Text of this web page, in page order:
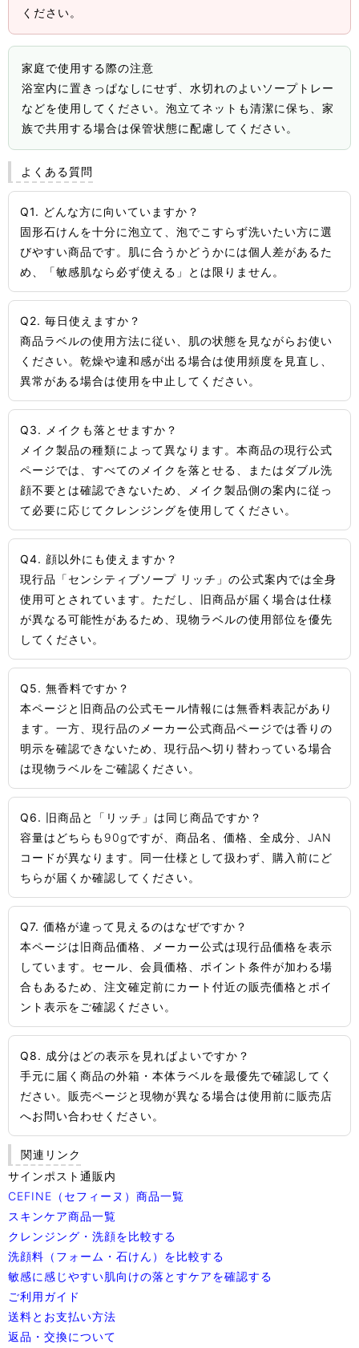
ください。
家庭で使用する際の注意
浴室内に置きっぱなしにせず、水切れのよいソープトレー
などを使用してください。泡立てネットも清潔に保ち、家
族で共用する場合は保管状態に配慮してください。
よくある質問
Q1. どんな方に向いていますか？
固形石けんを十分に泡立て、泡でこすらず洗いたい方に選
びやすい商品です。肌に合うかどうかには個人差があるた
め、「敏感肌なら必ず使える」とは限りません。
Q2. 毎日使えますか？
商品ラベルの使用方法に従い、肌の状態を見ながらお使い
ください。乾燥や違和感が出る場合は使用頻度を見直し、
異常がある場合は使用を中止してください。
Q3. メイクも落とせますか？
メイク製品の種類によって異なります。本商品の現行公式
ページでは、すべてのメイクを落とせる、またはダブル洗
顔不要とは確認できないため、メイク製品側の案内に従っ
て必要に応じてクレンジングを使用してください。
Q4. 顔以外にも使えますか？
現行品「センシティブソープ リッチ」の公式案内では全身
使用可とされています。ただし、旧商品が届く場合は仕様
が異なる可能性があるため、現物ラベルの使用部位を優先
してください。
Q5. 無香料ですか？
本ページと旧商品の公式モール情報には無香料表記があり
ます。一方、現行品のメーカー公式商品ページでは香りの
明示を確認できないため、現行品へ切り替わっている場合
は現物ラベルをご確認ください。
Q6. 旧商品と「リッチ」は同じ商品ですか？
容量はどちらも90gですが、商品名、価格、全成分、JAN
コードが異なります。同一仕様として扱わず、購入前にど
ちらが届くか確認してください。
Q7. 価格が違って見えるのはなぜですか？
本ページは旧商品価格、メーカー公式は現行品価格を表示
しています。セール、会員価格、ポイント条件が加わる場
合もあるため、注文確定前にカート付近の販売価格とポイ
ント表示をご確認ください。
Q8. 成分はどの表示を見ればよいですか？
手元に届く商品の外箱・本体ラベルを最優先で確認してく
ださい。販売ページと現物が異なる場合は使用前に販売店
へお問い合わせください。
関連リンク
サインポスト通販内
CEFINE（セフィーヌ）商品一覧
スキンケア商品一覧
クレンジング・洗顔を比較する
洗顔料（フォーム・石けん）を比較する
敏感に感じやすい肌向けの落とすケアを確認する
ご利用ガイド
送料とお支払い方法
返品・交換について